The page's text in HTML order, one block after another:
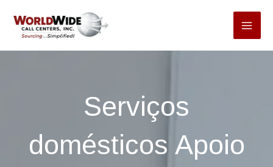
para
Serviços
domésticos Apoio